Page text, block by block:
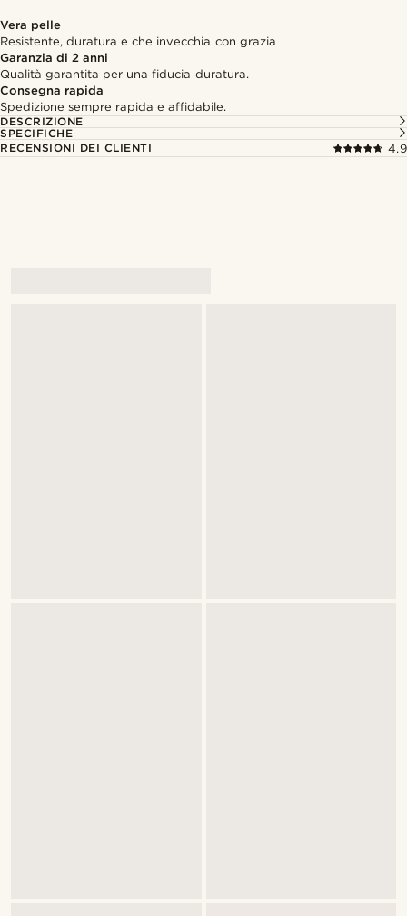
Vera pelle
Resistente, duratura e che invecchia con grazia
Garanzia di 2 anni
Qualità garantita per una fiducia duratura.
Consegna rapida
Spedizione sempre rapida e affidabile.
DESCRIZIONE
SPECIFICHE
RECENSIONI DEI CLIENTI
4.9